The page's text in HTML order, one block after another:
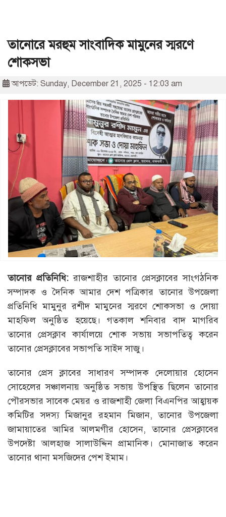
তানোরে মরহুম সাংবাদিক মামুনের স্মরণে
শোকসভা
আপডেট: Sunday, December 21, 2025 - 12:03 am
তানোর প্রতিনিধি: রাজশাহীর তানোর প্রেসক্লাবের সাংগঠনিক
সম্পাদক ও দৈনিক আমার দেশ পত্রিকার তানোর উপজেলা
প্রতিনিধি মামুনুর রশীদ মামুনের স্মরণে শোকসভা ও দোয়া
মাহফিল অনুষ্ঠিত হয়েছে। গতকাল শনিবার বাদ মাগরিব
তানোর প্রেসক্লাব কার্যালয়ে শোক সভায় সভাপতিত্ব করেন
তানোর প্রেসক্লাবের সভাপতি সাইদ সাজু।
তানোর প্রেস ক্লাবের সাধারণ সম্পাদক দেলোয়ার হোসেন
সোহেলের সঞ্চালনায় অনুষ্ঠিত সভায় উপস্থিত ছিলেন তানোর
পৌরসভার সাবেক মেয়র ও রাজশাহী জেলা বিএনপির আহ্বায়ক
কমিটির সদস্য মিজানুর রহমান মিজান, তানোর উপজেলা
জামায়াতের আমির আলমগীর হোসেন, তানোর প্রেসক্লাবের
উপদেষ্টা আলহাজ সালাউদ্দিন প্রামানিক। মোনাজাত করেন
তানোর থানা মসজিদের পেশ ইমাম।